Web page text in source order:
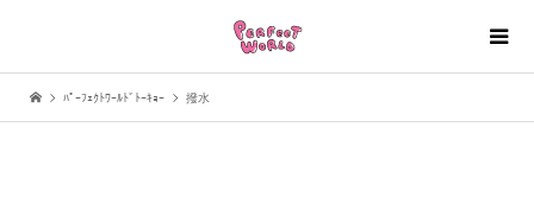
ﾊﾟｰﾌｪｸﾄﾜｰﾙﾄﾞﾄｰｷｮｰ 撥水